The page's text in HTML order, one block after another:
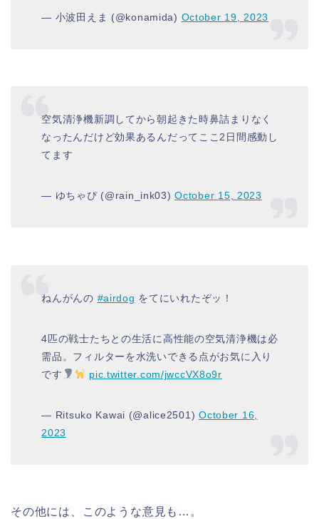
— 小波田えま (@konamida) October 19, 2023
空気清浄機新調してから朝起きた時鼻詰まりなく
なったんだけど効果あるんだってここ2日間感動し
てます
— ゆちゃぴ (@rain_ink03)October 15, 2023
ねんがんの #airdog をてにいれたぞッ！
4匹の戦士たちとの生活に高性能の空気清浄機は必
需品。フィルターを水洗いできる点がお気に入り
です
pic.twitter.com/jwccVX8o9r
— Ritsuko Kawai (@alice2501)October 16,
2023
その他には、このような意見も…。